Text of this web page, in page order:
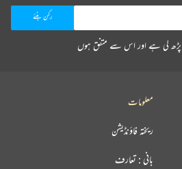
پڑھ لی ہے اور اس سے متفق ہوں
معلومات
ریختہ فاؤنڈیشن
بانی : تعارف